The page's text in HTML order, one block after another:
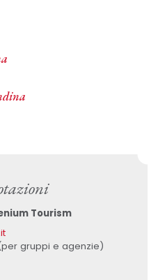
Tourism
gruppi e agenzie)